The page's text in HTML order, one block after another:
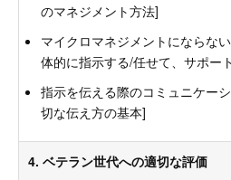
のマネジメント方法]
マイクロマネジメントにならな
体的に指示する/任せて、サポー
指示を伝える際のコミュニケー
切な伝え方の基本]
4. ベテラン世代への適切な評価